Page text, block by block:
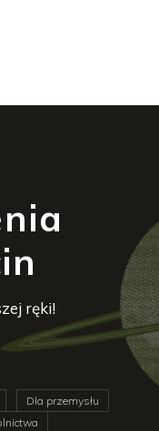
ręki!
Dla przemysłu